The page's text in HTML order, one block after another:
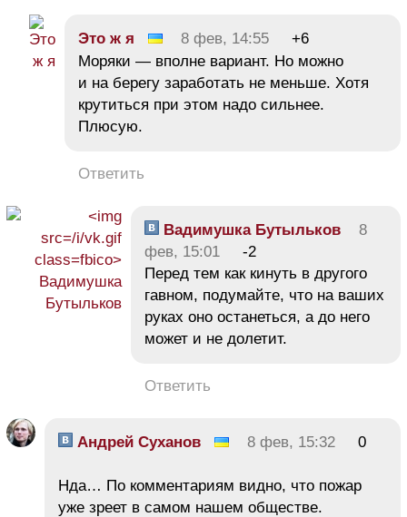
Это ж я 8 фев, 14:55
+6
Моряки — вполне вариант. Но можно
и на берегу заработать не меньше. Хотя
крутиться при этом надо сильнее.
Плюсую.
Ответить
Вадимушка Бутыльков
8
фев, 15:01
-2
Перед тем как кинуть в другого
гавном, подумайте, что на ваших
руках оно останеться, а до него
может и не долетит.
Ответить
Андрей Суханов 8 фев, 15:32 0
Нда… По комментариям видно, что пожар
уже зреет в самом нашем обществе.